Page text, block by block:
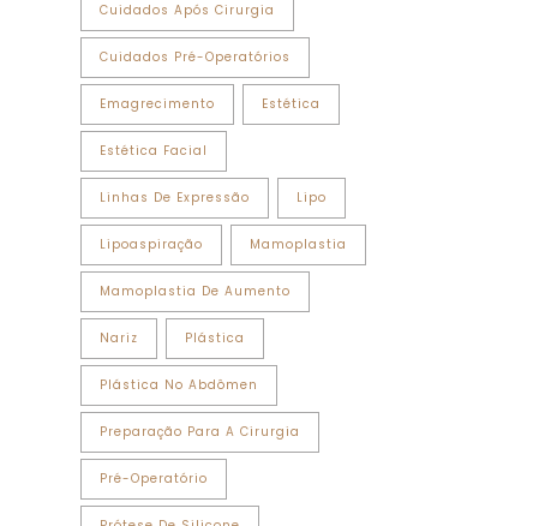
Cuidados Após Cirurgia
Cuidados Pré-Operatórios
Emagrecimento Estética
Estética Facial
Linhas De Expressão Lipo
Lipoaspiração Mamoplastia
Mamoplastia De Aumento
Nariz Plástica
Plástica No Abdômen
Preparação Para A Cirurgia
Pré-Operatório